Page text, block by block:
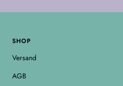
SHOP
Versand
AGB